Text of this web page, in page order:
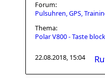
Forum:
Pulsuhren, GPS,
Thema:
Polar V800 - Taste
22.08.2018, 15:04